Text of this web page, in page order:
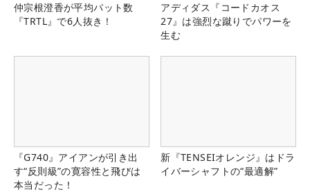
仲宗根澄香が平均パット数
『TRTL』で6人抜き！
アディダス『コードカオス
27』は強烈な蹴りでパワーを
生む
『G740』アイアンが引き出
す“反則級”の寛容性と飛びは
本当だった！
新『TENSEIオレンジ』はドラ
イバーシャフトの“最適解”